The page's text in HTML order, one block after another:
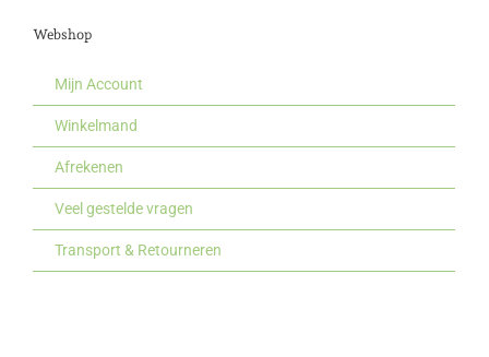
Webshop
Mijn Account
Winkelmand
Afrekenen
Veel gestelde vragen
Transport & Retourneren